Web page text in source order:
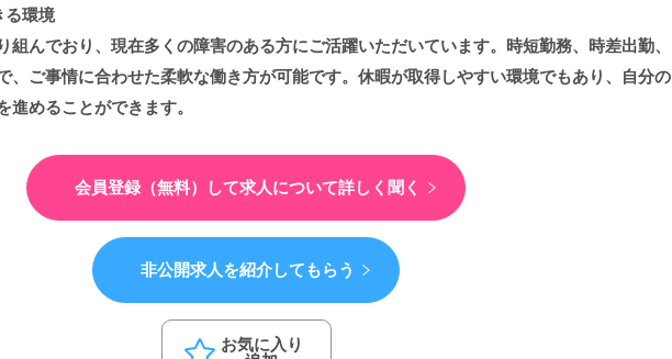
る環境
組んでおり、現在多くの障害のある方にご活躍いただいています。時短勤務、時差出勤、
、ご事情に合わせた柔軟な働き方が可能です。休暇が取得しやすい環境でもあり、自分の
進めることができます。
会員登録（無料）して求人について詳しく聞く
非公開求人を紹介してもらう
お気に入り